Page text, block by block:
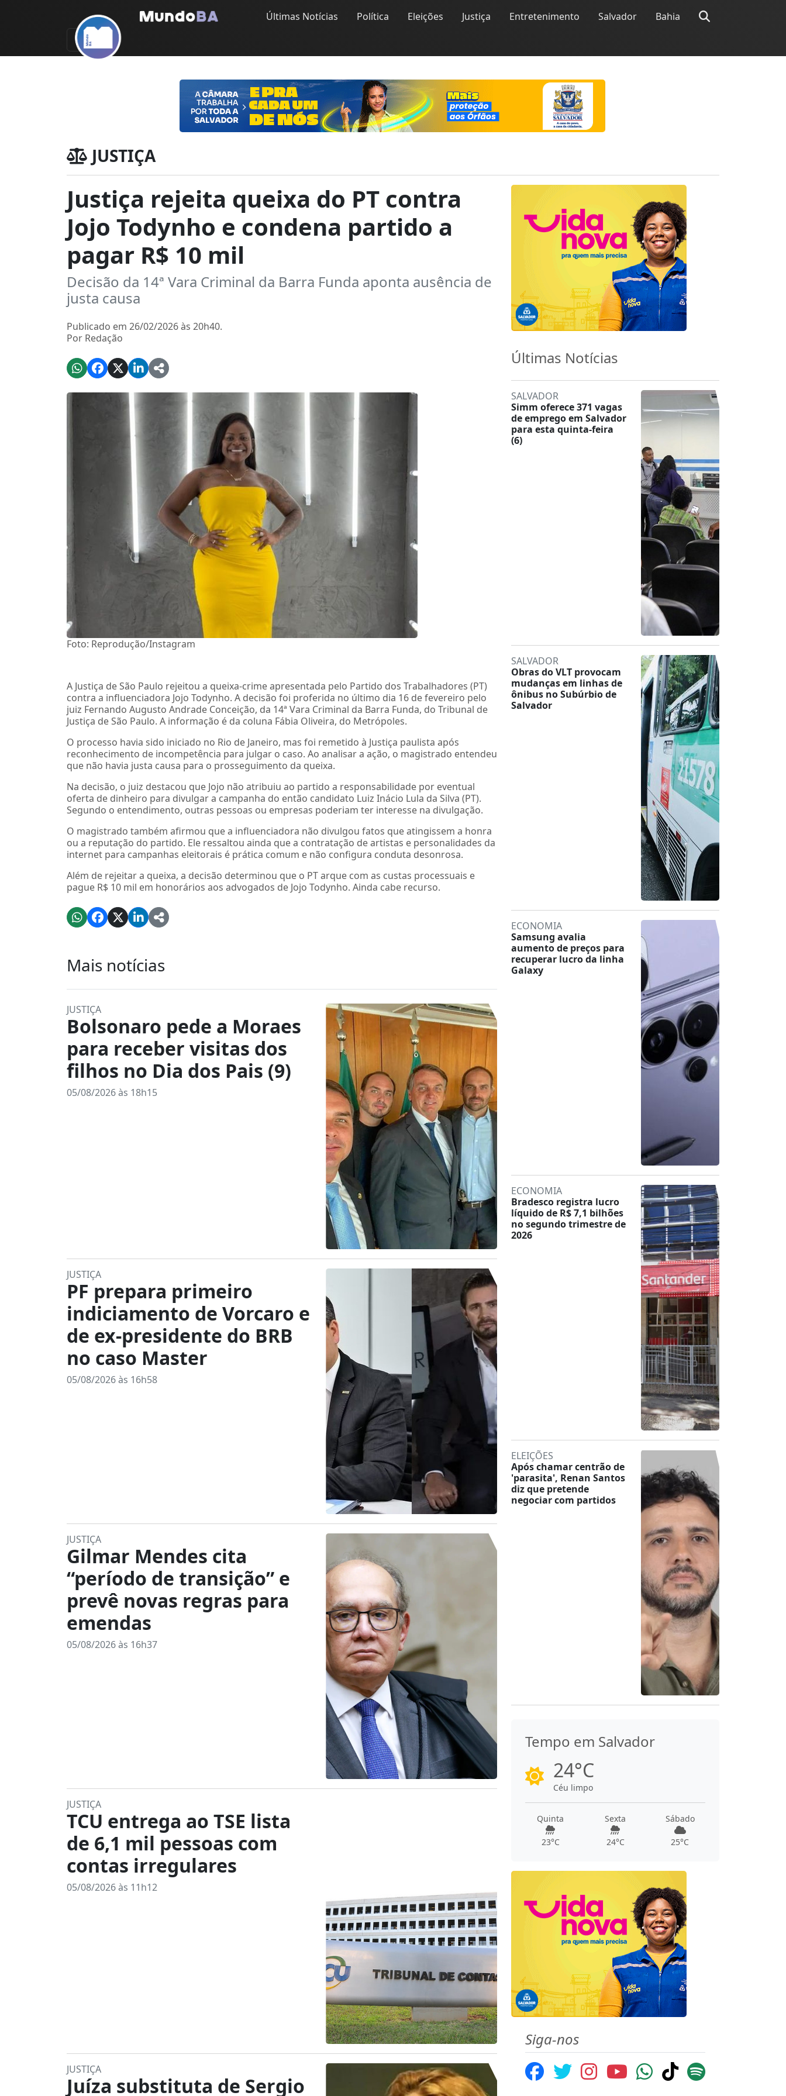
Últimas Notícias Política Eleições Justiça Entretenimento Salvador Bahia
JUSTIÇA
Justiça rejeita queixa do PT contra
Jojo Todynho e condena partido a
pagar R$ 10 mil
Decisão da 14ª Vara Criminal da Barra Funda aponta ausência de
justa causa
Publicado em 26/02/2026 às 20h40.
Por Redação
Foto: Reprodução/Instagram
A Justiça de São Paulo rejeitou a queixa-crime apresentada pelo Partido dos Trabalhadores (PT)
contra a influenciadora Jojo Todynho. A decisão foi proferida no último dia 16 de fevereiro pelo
juiz Fernando Augusto Andrade Conceição, da 14ª Vara Criminal da Barra Funda, do Tribunal de
Justiça de São Paulo. A informação é da coluna Fábia Oliveira, do Metrópoles.
O processo havia sido iniciado no Rio de Janeiro, mas foi remetido à Justiça paulista após
reconhecimento de incompetência para julgar o caso. Ao analisar a ação, o magistrado entendeu
que não havia justa causa para o prosseguimento da queixa.
Na decisão, o juiz destacou que Jojo não atribuiu ao partido a responsabilidade por eventual
oferta de dinheiro para divulgar a campanha do então candidato Luiz Inácio Lula da Silva (PT).
Segundo o entendimento, outras pessoas ou empresas poderiam ter interesse na divulgação.
O magistrado também afirmou que a influenciadora não divulgou fatos que atingissem a honra
ou a reputação do partido. Ele ressaltou ainda que a contratação de artistas e personalidades da
internet para campanhas eleitorais é prática comum e não configura conduta desonrosa.
Além de rejeitar a queixa, a decisão determinou que o PT arque com as custas processuais e
pague R$ 10 mil em honorários aos advogados de Jojo Todynho. Ainda cabe recurso.
Mais notícias
JUSTIÇA
Bolsonaro pede a Moraes
para receber visitas dos
filhos no Dia dos Pais (9)
05/08/2026 às 18h15
JUSTIÇA
PF prepara primeiro
indiciamento de Vorcaro e
de ex-presidente do BRB
no caso Master
05/08/2026 às 16h58
JUSTIÇA
Gilmar Mendes cita
“período de transição” e
prevê novas regras para
emendas
05/08/2026 às 16h37
JUSTIÇA
TCU entrega ao TSE lista
de 6,1 mil pessoas com
contas irregulares
05/08/2026 às 11h12
JUSTIÇA
Juíza substituta de Sergio
Últimas Notícias
SALVADOR
Simm oferece 371 vagas
de emprego em Salvador
para esta quinta-feira
(6)
SALVADOR
Obras do VLT provocam
mudanças em linhas de
ônibus no Subúrbio de
Salvador
ECONOMIA
Samsung avalia
aumento de preços para
recuperar lucro da linha
Galaxy
ECONOMIA
Bradesco registra lucro
líquido de R$ 7,1 bilhões
no segundo trimestre de
2026
ELEIÇÕES
Após chamar centrão de
'parasita', Renan Santos
diz que pretende
negociar com partidos
Tempo em Salvador
24°C
Céu limpo
Quinta
23°C
Sexta
24°C
Sábado
25°C
Siga-nos